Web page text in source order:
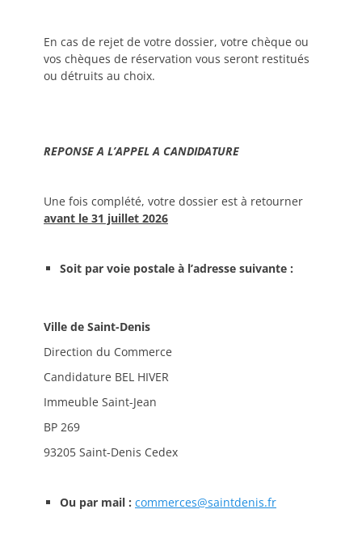
En cas de rejet de votre dossier, votre chèque ou
vos chèques de réservation vous seront restitués
ou détruits au choix.
REPONSE A L’APPEL A CANDIDATURE
Une fois complété, votre dossier est à retourner
avant le 31 juillet 2026
Soit par voie postale à l’adresse suivante :
Ville de Saint-Denis
Direction du Commerce
Candidature BEL HIVER
Immeuble Saint-Jean
BP 269
93205 Saint-Denis Cedex
Ou par mail : commerces@saintdenis.fr